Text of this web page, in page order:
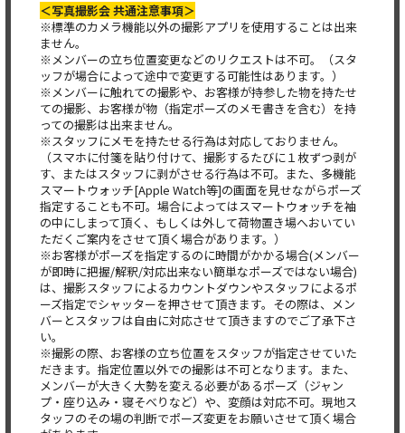
＜写真撮影会 共通注意事項＞
※標準のカメラ機能以外の撮影アプリを使用することは出来
ません。
※メンバーの立ち位置変更などのリクエストは不可。（スタ
ッフが場合によって途中で変更する可能性はあります。）
※メンバーに触れての撮影や、お客様が持参した物を持たせ
ての撮影、お客様が物（指定ポーズのメモ書きを含む）を持
っての撮影は出来ません。
※スタッフにメモを持たせる行為は対応しておりません。
（スマホに付箋を貼り付けて、撮影するたびに１枚ずつ剥が
す、またはスタッフに剥がさせる行為は不可。また、多機能
スマートウォッチ[Apple Watch等]の画面を見せながらポーズ
指定することも不可。場合によってはスマートウォッチを袖
の中にしまって頂く、もしくは外して荷物置き場へおいてい
ただくご案内をさせて頂く場合があります。）
※お客様がポーズを指定するのに時間がかかる場合(メンバー
が即時に把握/解釈/対応出来ない簡単なポーズではない場合)
は、撮影スタッフによるカウントダウンやスタッフによるポ
ーズ指定でシャッターを押させて頂きます。その際は、メン
バーとスタッフは自由に対応させて頂きますのでご了承下さ
い。
※撮影の際、お客様の立ち位置をスタッフが指定させていた
だきます。指定位置以外での撮影は不可となります。また、
メンバーが大きく大勢を変える必要があるポーズ（ジャン
プ・座り込み・寝そべりなど）や、変顔は対応不可。現地ス
タッフのその場の判断でポーズ変更をお願いさせて頂く場合